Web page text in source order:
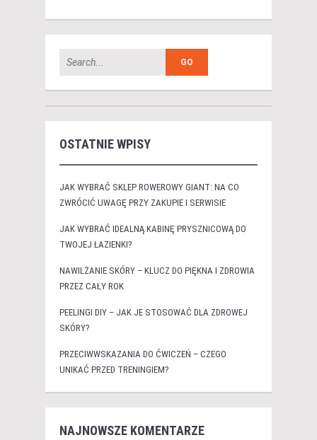
OSTATNIE WPISY
JAK WYBRAĆ SKLEP ROWEROWY GIANT: NA CO
ZWRÓCIĆ UWAGĘ PRZY ZAKUPIE I SERWISIE
JAK WYBRAĆ IDEALNĄ KABINĘ PRYSZNICOWĄ DO
TWOJEJ ŁAZIENKI?
NAWILŻANIE SKÓRY – KLUCZ DO PIĘKNA I ZDROWIA
PRZEZ CAŁY ROK
PEELINGI DIY – JAK JE STOSOWAĆ DLA ZDROWEJ
SKÓRY?
PRZECIWWSKAZANIA DO ĆWICZEŃ – CZEGO
UNIKAĆ PRZED TRENINGIEM?
NAJNOWSZE KOMENTARZE